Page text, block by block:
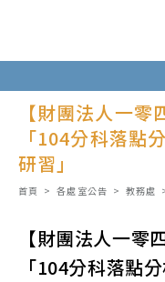
至
主
容
【財團法人一
「104分科落點
研習」
首頁 > 各處室公告 > 教務處
【財團法人一零
「104分科落點